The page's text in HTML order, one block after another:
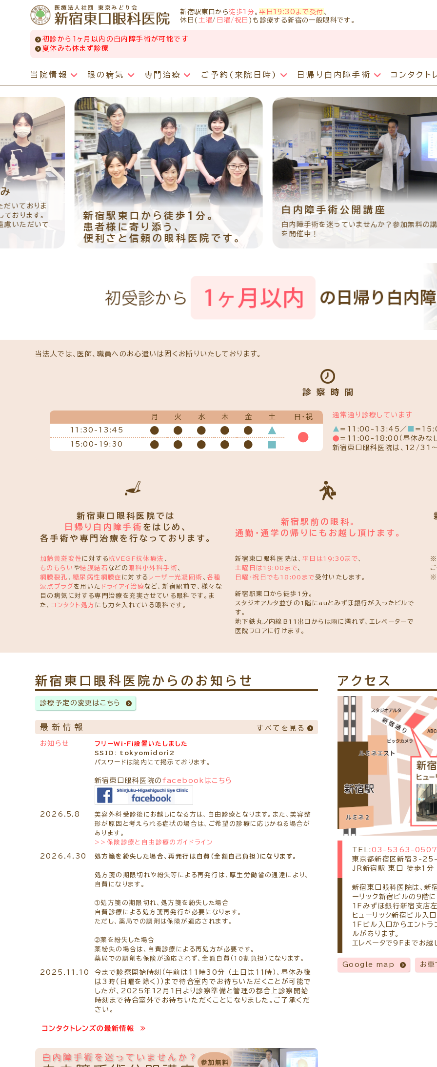
新宿駅東口から徒歩1分。平日19:30まで受付 、
休日( 土曜/ 日曜/祝日 )も診療する新宿の一般眼科です。
初診から1ヶ月以内の白内障手術が可能です
夏休みも休まず診療
当院情報
最新情報
感染症予防のための衛生環境整備の取り組み
医師のご紹介
ごあいさつ
当院勤務医師のご紹介
院内の様子・設備
院内の様子
検査・治療・手術機器
診療のご案内
診察時間・診療内容
当院へお越しになる方へのお願い
診察の流れ
問診票ダウンロード
時間帯別の混雑状況
診療の所要時間
検査費用の目安
ア
リ
眼の病気
眼の病気
病名から探す
症状から探す
構造から探す
お薬の使用方法
主な眼科疾患
糖尿病性網膜症
緑内障
網膜硝子体疾患
ドライアイ
眼精疲労
アレルギー性結膜炎
ものもらい
コンタクトレンズ診療
専門治療
専門治療
小児眼科専門治療ぺージ
網膜・硝子体疾患専門治療ページ
ドライアイ専門治療ページ
緑内障専門治療ページ
黄斑疾患専門治療ページ
ぶどう膜炎専門治療ページ
角膜疾患専門治療ページ
花粉症総合ページ
抗VEGF抗体療法
ボツリヌス療法
学校近視のご案内
ご予約 (来院日時)
WEB予約(来院日時の設定)
一般外来予約
小児眼科専門治療を予約
コンタクトレンズ診療を予約
白内障専門治療を予約
白内障手術公開講座を予約
網膜・硝子体専門治療を予約
ドライアイ専門治療を予約
黄斑専門治療を予約
緑内障専門治療を予約
ぶどう膜専門治療を予約
日帰り白内障手術
日帰り白内障手術
手術担当医のご紹介
白内障手術をおすすめする理由
手術をするタイミング
白内障手術の費用
手術の方法・流れ
手術後
多焦点レンズ・選定療養について
よくある質問
白内障手術公開講座（参加無料）
白内障手術予定日
白内障の症状チェック
コンタクト
コンタクトレンズ診療
処方箋を推奨する理由
定期検診について
コンタクトレンズの種類
遠近両用コンタクトレンズ
乱視用コンタクトレンズ
サークルレンズについて
しばらく眼科受診していない方へ
初めてコンタクトレンズを使う方へ
コンタクトレンズの装着方法
コンタクトトラブル
コンタクト障害で来院希望の方へ
コンタクトレンズの眼疾患
て
新宿駅東口から徒歩1分。
患者様に寄り添う、
便利さと信頼の眼科医院です。
白内障手術公開講座
白内障手術を迷っていませんか？参加無料の講座
当法人では、医師、職員へのお心遣いは固くお断りいたしております。
月 火 水 木 金 土
日・祝
11:30-13:45
● ● ● ● ● ▲
●
15:00-19:30 ● ● ● ● ●
通常通り診療しています
▲ =11:00-13:45／
● =11:00-18:00（昼休みなし
新宿東口眼科医院は、12/31
新宿東口眼科医院では
日帰り白内障手術 をはじめ、
各手術や専門治療を行なっております。
加齢黄斑変性 に対する抗VEGF抗体療法 、
ものもらい や結膜結石などの 眼科小外科手術、
網膜裂孔 、糖尿病性網膜症 に対する レーザー光凝固術 、各種
涙点プラグ を用いた ドライアイ治療など、新宿駅前で、様々な
目の病気に対する専門治療を充実させている眼科です。ま
た、 コンタクト処方 にも力を入れている眼科です。
新宿駅前の眼科。
通勤・通学の帰りにもお越し頂けます。
新宿東口眼科医院は、 平日は19:30まで、
土曜日は19:00まで、
日曜・祝日でも18:00まで 受付いたします。
新宿駅東口から徒歩1分。
スタジオアルタ並びの1階にauとみずほ銀行が入ったビルで
す。
地下鉄丸ノ内線B11出口からは雨に濡れず、エレベーターで
医院フロアに行けます。
※
※
新宿東口眼科医院からのお知らせ
診療予定の変更はこちら
最新情報 すべてを見る
お知らせ
フリーWi-Fi設置いたしました
SSID: tokyomidori2
パスワードは院内にて掲示ております。
新宿東口眼科医院の facebookはこちら
2026.5.8
美容外科受診後にお越しになる方は、自由診療となります。また、美容整
形が原因と考えられる症状の場合は、ご希望の診療に応じかねる場合が
あります。
>>保険診療と自由診療のガイドライン
2026.4.30 処方箋を紛失した場合、再発行は自費（全額自己負担）になります。
処方箋の期限切れや紛失等による再発行は、厚生労働省の通達により、
自費になります。
➀処方箋の期限切れ、処方箋を紛失した場合
自費診療による処方箋再発行が必要になります。
ただし、薬局での調剤は保険が適応されます。
➁薬を紛失した場合
薬紛失の場合は、自費診療による再処方が必要です。
薬局での調剤も保険が適応されず、全額自費（10割負担）になります。
2025.11.10
今まで診察開始時刻（午前は11時30分 （土日は11時）、昼休み後
は3時（日曜を除く））まで待合室内でお待ちいただくことが可能で
したが、2025年12月1日より診察準備と管理の都合上診察開始
時刻まで待合室外でお待ちいただくことになりました。ご了承くだ
さい。
コンタクトレンズの最新情報 ≫
アクセス
TEL: 03-5363-0507
東京都新宿区新宿3-25-
JR新宿駅 東口 徒歩１
新宿東口眼科医院は、新
ーリック新宿ビルの9階に
1Fみずほ銀行新宿支店左
ヒューリック新宿ビル入
1Fビル入口からエントラ
ルがあります。
エレベータで9Fまでお越
Google map お車